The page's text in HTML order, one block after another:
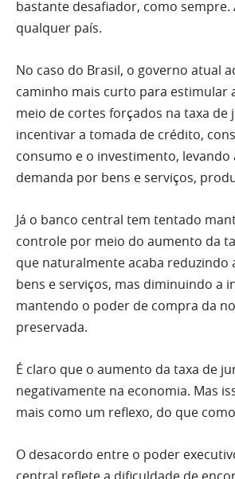
bastante desafiador, como sempre.
qualquer país.
No caso do Brasil, o governo atual
caminho mais curto para estimular
meio de cortes forçados na taxa de
incentivar a tomada de crédito,
consumo e o investimento, levando
demanda por bens e serviços,
Já o banco central tem tentado
controle por meio do aumento da
que naturalmente acaba reduzindo
bens e serviços, mas diminuindo a
mantendo o poder de compra da
preservada.
É claro que o aumento da taxa de
negativamente na economia. Mas
mais como um reflexo, do que
O desacordo entre o poder